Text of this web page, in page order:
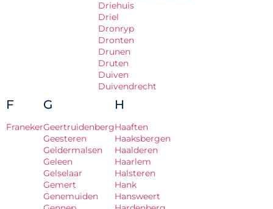
Driehuis
Driel
Dronryp
Dronten
Drunen
Druten
Duiven
Duivendrecht
F
Franeker
G
Geertruidenberg
Geesteren
Geldermalsen
Geleen
Gelselaar
Gemert
Genemuiden
H
Haaften
Haaksbergen
Haalderen
Haarlem
Halsteren
Hank
Hansweert